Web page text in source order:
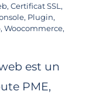
, Certificat SSL ,
, Plugin,
, Woocommerce,
est un
PME,